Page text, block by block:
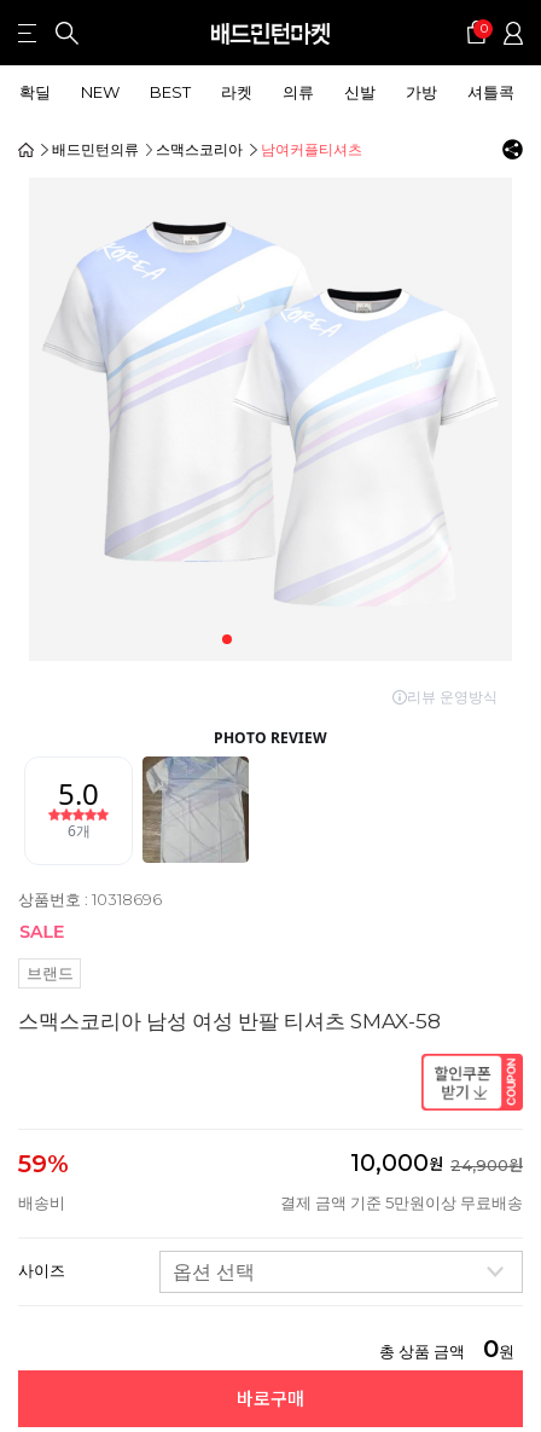
0
확딜 NEW BEST 라켓 의류 신발 가방 셔틀콕
배드민턴의류 스맥스코리아 남여커플티셔츠
상품번호 : 10318696
브랜드
스맥스코리아 남성 여성 반팔 티셔츠 SMAX-58
59% 10,000원 24,900원
배송비
결제 금액 기준 5만원이상 무료배송
사이즈
총 상품 금액 0원
바로구매